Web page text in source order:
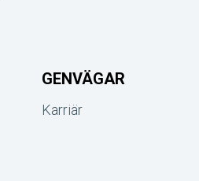
GENVÄGAR
Karriär